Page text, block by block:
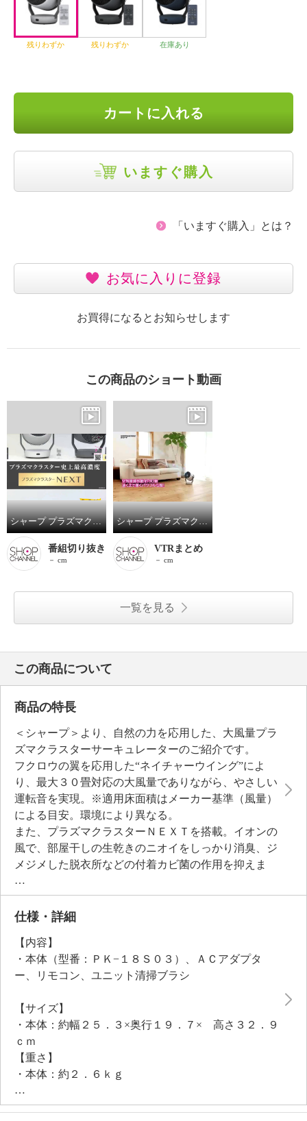
残りわずか 残りわずか 在庫あり
カートに入れる
いますぐ購入
「いますぐ購入」とは？
お気に入りに登録
お買得になるとお知らせします
この商品のショート動画
シャープ プラズマクラスター ＮＥＸＴ搭載！ 自然の力を応用した 大風量プラズマクラスター サーキュレーター ＰＫ−１８Ｓ０３
番組切り抜き
－ cm
シャープ プラズマクラスター ＮＥＸＴ搭載！ 自然の力を応用した 大風量プラズマクラスター サーキュレーター ＰＫ－１８Ｓ０３
VTRまとめ
－ cm
一覧を見る
この商品について
商品の特長
＜シャープ＞より、自然の力を応用した、大風量プラ
ズマクラスターサーキュレーターのご紹介です。
フクロウの翼を応用した“ネイチャーウイング”によ
り、最大３０畳対応の大風量でありながら、やさしい
運転音を実現。※適用床面積はメーカー基準（風量）
による目安。環境により異なる。
また、プラズマクラスターＮＥＸＴを搭載。イオンの
風で、部屋干しの生乾きのニオイをしっかり消臭、ジ
メジメした脱衣所などの付着カビ菌の作用を抑えま
す。※吹き出す風の当たらない部分のニオイは取れま
せん 。
工具不要でパーツが取り外せる構造で、前ガード、抗
れ！ＤＣモーター採用で、風量は１０段階調整。上下
左右の立体的な首振りで、お部屋の空気を効率よく攪
拌します。
インで、快適な空気環境を実現します。
仕様・詳細
【内容】
・本体（型番：ＰＫ−１８Ｓ０３）、ＡＣアダプタ
ー、リモコン、ユニット清掃ブラシ
【サイズ】
・本体：約幅２５．３×奥行１９．７× 高さ３２．９
ｃｍ
【重さ】
・本体：約２．６ｋｇ
【電源】
・ＡＣ１００Ｖ−２４０Ｖ ５０／６０Ｈｚ